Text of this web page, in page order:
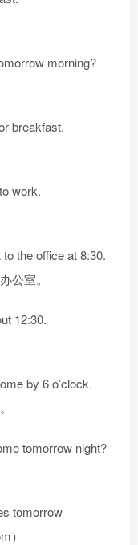
morning?
breakfast.
work.
the office at 8:30.
公室。
12:30.
by 6 o’clock.
tomorrow night?
tomorrow
）